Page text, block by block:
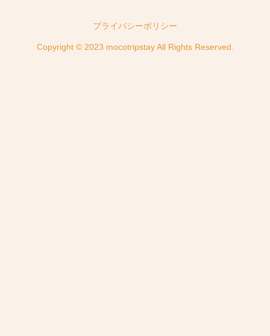
プライバシーポリシー
Copyright © 2023 mocotripstay All Rights Reserved.